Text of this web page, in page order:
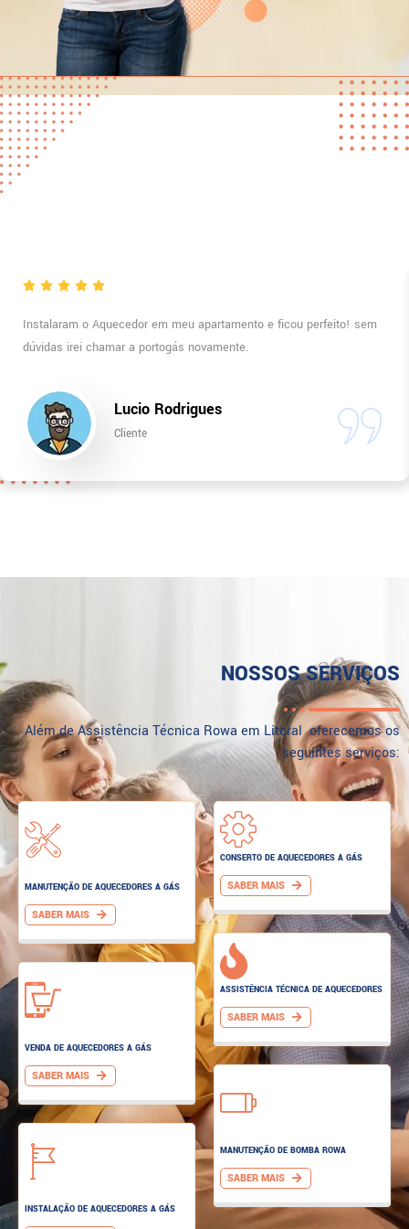
Instalaram o Aquecedor em meu apartamento e ficou perfeito! sem
dúvidas irei chamar a portogás novamente.
Lucio Rodrigues
Cliente
NOSSOS SERVIÇOS
Além de Assistência Técnica Rowa em Litoral oferecemos os
seguintes serviços:
MANUTENÇÃO DE AQUECEDORES A GÁS
SABER MAIS
VENDA DE AQUECEDORES A GÁS
SABER MAIS
INSTALAÇÃO DE AQUECEDORES A GÁS
CONSERTO DE AQUECEDORES A GÁS
SABER MAIS
ASSISTÊNCIA TÉCNICA DE AQUECEDORES
SABER MAIS
MANUTENÇÃO DE BOMBA ROWA
SABER MAIS